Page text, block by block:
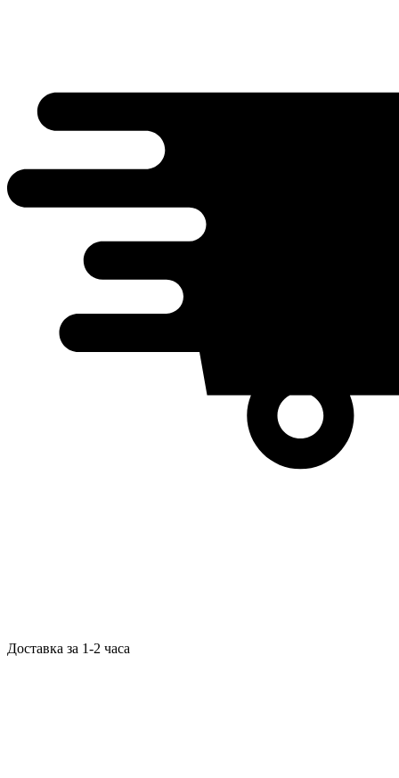
Доставка за 1-2 часа